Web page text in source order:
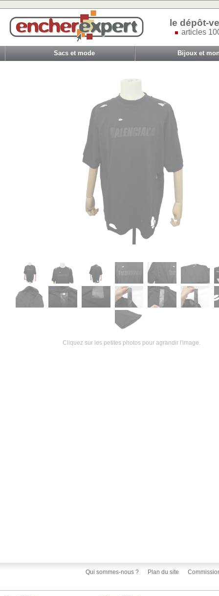
le dépôt-
articles
Sacs et mode Bijoux et
Cliquez sur les petites photos pour agrandir l'image.
Qui sommes-nous ? Plan du site